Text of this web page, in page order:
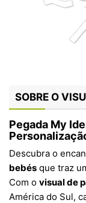
SOBRE O
Pegada My
Descubra o
bebés que traz
Com o visual de
América do Sul,